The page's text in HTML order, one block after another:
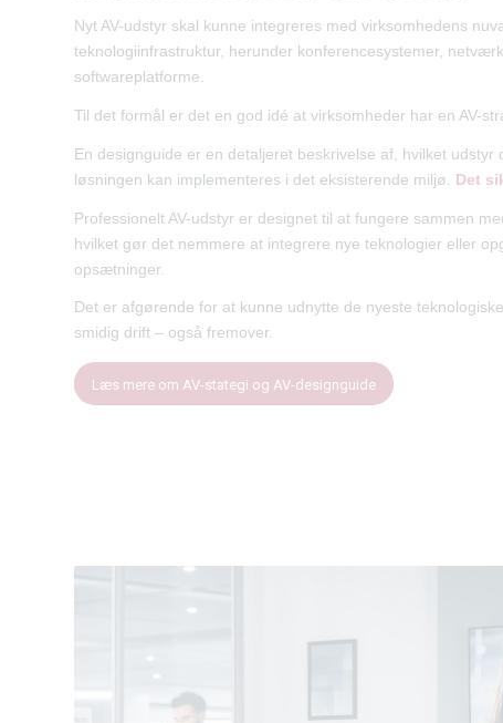
Nyt AV-udstyr skal kunne integreres med virksomhedens
teknologiinfrastruktur, herunder konferencesystemer,
softwareplatforme.
Til det formål er det en god idé at virksomheder har en AV-
En designguide er en detaljeret beskrivelse af, hvilket udstyr
løsningen kan implementeres i det eksisterende miljø. Det
Professionelt AV-udstyr er designet til at fungere sammen
hvilket gør det nemmere at integrere nye teknologier eller
opsætninger.
Det er afgørende for at kunne udnytte de nyeste
smidig drift – også fremover.
Læs mere om AV-stategi og AV-designguide